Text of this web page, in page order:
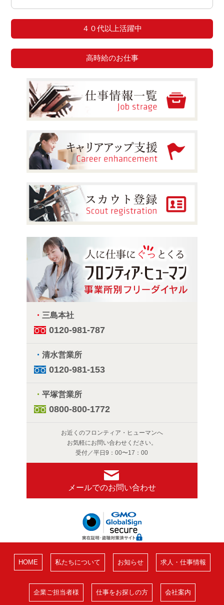
４０代以上活躍中
高時給のお仕事
・ 三島本社
0120-981-787
・ 清水営業所
0120-981-153
・ 平塚営業所
0800-800-1772
お近くのフロンティア・ヒューマンへ
お気軽にお問い合わせください。
受付／平日9：00〜17：00
メールでのお問い合わせ
HOME 私たちについて お知らせ 求人・仕事情報
企業ご担当者様 仕事をお探しの方 会社案内